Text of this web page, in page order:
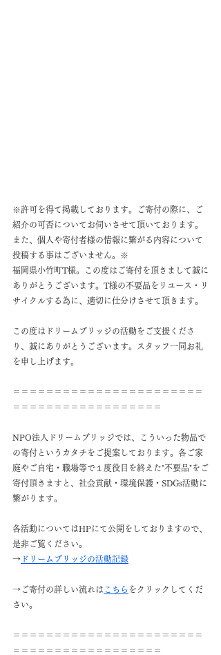
※許可を得て掲載しております。ご寄付の際に、ご
紹介の可否についてお伺いさせて頂いております。
また、個人や寄付者様の情報に繋がる内容について
投稿する事はございません。※
福岡県小竹町T様。この度はご寄付を頂きまして誠に
ありがとうございます。T様の不要品をリユース・リ
サイクルする為に、適切に仕分けさせて頂きます。
この度はドリームブリッジの活動をご支援くださ
り、誠にありがとうございます。スタッフ一同お礼
を申し上げます。
＝＝＝＝＝＝＝＝＝＝＝＝＝＝＝＝＝＝＝＝＝＝＝
＝＝＝＝＝＝＝＝＝＝＝＝＝＝＝＝＝＝
NPO法人ドリームブリッジでは、こういった物品で
の寄付というカタチをご提案しております。各ご家
庭やご自宅・職場等で１度役目を終えた"不要品"をご
寄付頂きますと、社会貢献・環境保護・SDGs活動に
繋がります。
各活動についてはHPにて公開をしておりますので、
是非ご覧ください。
→ ドリームブリッジの活動記録
→ご寄付の詳しい流れは こちら をクリックしてくだ
さい。
＝＝＝＝＝＝＝＝＝＝＝＝＝＝＝＝＝＝＝＝＝＝＝
＝＝＝＝＝＝＝＝＝＝＝＝＝＝＝＝＝＝